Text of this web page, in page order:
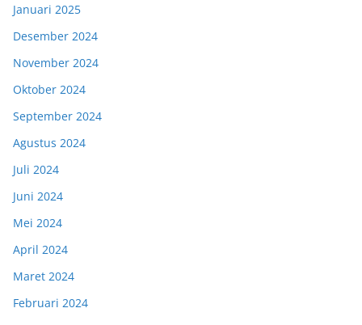
Januari 2025
Desember 2024
November 2024
Oktober 2024
September 2024
Agustus 2024
Juli 2024
Juni 2024
Mei 2024
April 2024
Maret 2024
Februari 2024